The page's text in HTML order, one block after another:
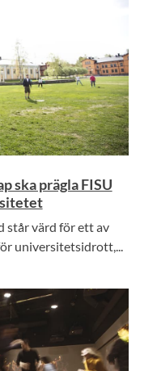
ska prägla FISU
står värd för ett av
universitetsidrott,...